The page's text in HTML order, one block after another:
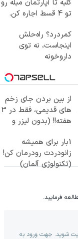
کلبه تا آپارتمان مبله رو
تو 4 قسط اجاره کن.
کمردرد؟ راه‌حلش
اینجاست، نه توی
داروخونه
از بین بردن جای زخم
های قدیمی، فقط در 3
هفته!! (بدون لیزر و
1بار برای همیشه
زانودردت رودرمان کن!
(تکنولوژی آلمان)
فرمایید.
شوید. جهت ورود به